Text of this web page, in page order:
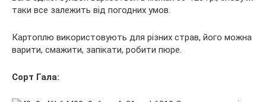
таки все залежить від погодних умов.
Картоплю використовують для різних страв, його можна
варити, смажити, запікати, робити пюре.
Сорт Гала: